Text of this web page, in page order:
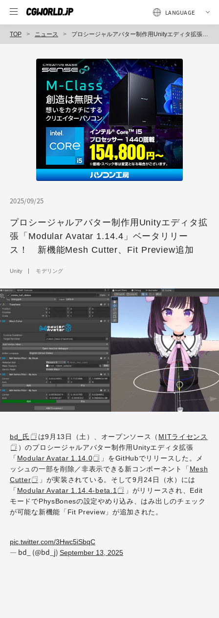
TOP ニュース プロシージャルアバター制作用Unityエディタ拡張「Modular Avatar 1.14.4」ベータリリース！ 新機能Mesh Cutter、Fit Preview追加
2025/09/25
プロシージャルアバター制作用Unityエディタ拡
張「Modular Avatar 1.14.4」ベータリリー
ス！ 新機能Mesh Cutter、Fit Preview追加
Unity モデリング
bd_氏 は9月13日（土）、オープンソース（ MITライセンス
）のプロシージャルアバター制作用Unityエディタ拡張
「 Modular Avatar 1.14.0
」をGitHubでリリースした。メ
ッシュの一部を削除／非表示できる新コンポーネント「 Mesh
Cutter
」が実装されている。そして9月24日（水）には
「 Modular Avatar 1.14.4-beta.1
」がリリースされ、Edit
モードでPhysBonesの設定やめり込み、はみ出しのチェック
が可能な新機能「Fit Preview」が追加された。
pic.twitter.com/3Hwc5iSbqC
— bd_ (@bd_j) September 13, 2025